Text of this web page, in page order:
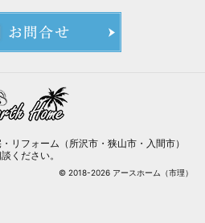
© 2018-2026 アースホーム（市理）
リフォーム（所沢市・狭山市・入間市）
ください。